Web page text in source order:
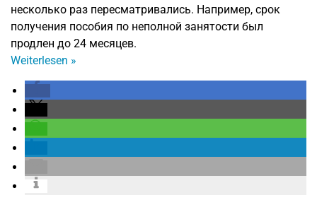
несколько раз пересматривались. Например, срок
получения пособия по неполной занятости был
продлен до 24 месяцев.
Weiterlesen »